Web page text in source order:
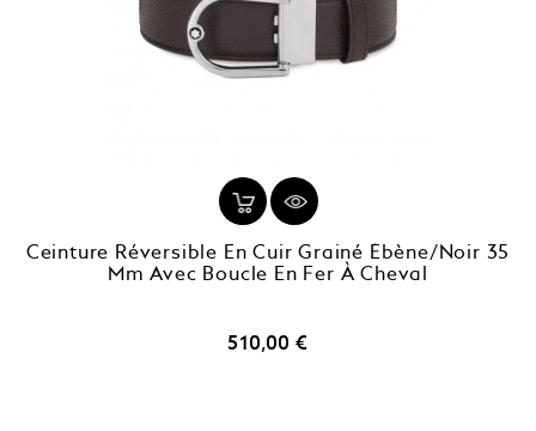
Ceinture Réversible En Cuir Grainé Ébène/noir 35
Mm Avec Boucle En Fer À Cheval
510,00 €Prix